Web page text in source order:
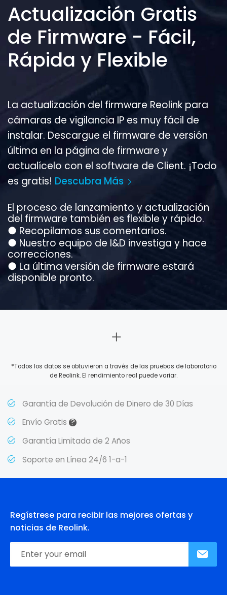
Actualización Gratis
de Firmware - Fácil,
Rápida y Flexible
La actualización del firmware Reolink para
cámaras de vigilancia IP es muy fácil de
instalar. Descargue el firmware de versión
última en la página de firmware y
actualícelo con el software de Client. ¡Todo
es gratis! Descubra Más
El proceso de lanzamiento y actualización
del firmware también es flexible y rápido.
● Recopilamos sus comentarios.
● Nuestro equipo de I&D investiga y hace
correcciones.
● La última versión de firmware estará
disponible pronto.
*Todos los datos se obtuvieron a través de las pruebas de laboratorio
de Reolink. El rendimiento real puede variar.
Garantía de Devolución de Dinero de 30 Días
Envío Gratis ?
Garantía Limitada de 2 Años
Soporte en Línea 24/6 1-a-1
Regístrese para recibir las mejores ofertas y
noticias de Reolink.